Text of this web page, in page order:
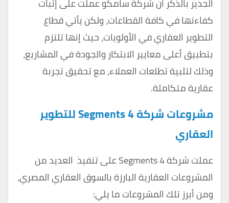
كفاءتها في كافة القطاعات، ولكن يأتي قطاع
التطوير العقاري في الأولويات، حيث إنها تلتزم
بتطبيق أعلى معايير الابتكار والجودة في المشاريع،
وذلك لتلبية تطلعات العملاء، مع تحقيق تجربة
عقارية متكاملة.
مشروعات شركة Segments 4 للتطوير
العقاري
عملت شركة Segments 4 على تنفيذ العديد من
المشروعات العقارية البارزة بالسوق العقاري المصري،
ومن أبرز تلك المشروعات ما يلي: